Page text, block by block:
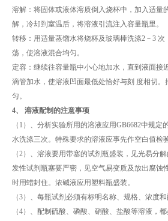
溶解：将固体或液体溶质倒入烧杯中，加入适量
解，冷却到室温后，将溶液引流注入容量瓶里。
转移：用适量蒸馏水将烧杯及玻璃棒洗涤2－3
荡，使溶液混合均匀。
定容：继续往容量瓶中小心地加水，直到液面接
滴管加水，使溶液凹面最低处恰好与刻 度相切
匀。
4、 溶液配制的注意事项
（1）、分析实验所用的溶液应用GB6682中规
水洗涤三次。特殊要求的溶液应事先作空白值检验
（2）、溶液要用带塞的试剂瓶盛装，见光易分
发性试剂瓶塞要严密，见空气易变质及放出腐蚀
时用蜡封住。浓碱液应用塑料瓶盛装。
（3）、每瓶试剂必须有标明名称、规格、浓度和
（4）、配制硫酸、磷酸、硝酸、盐酸等溶液，